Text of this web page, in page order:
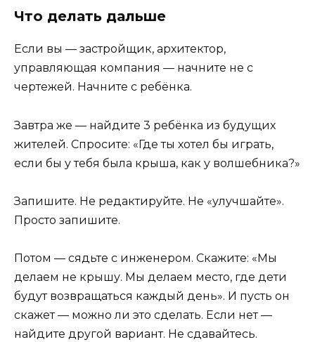
Что делать дальше
Если вы — застройщик, архитектор,
управляющая компания — начните не с
чертежей. Начните с ребёнка.
Завтра же — найдите 3 ребёнка из будущих
жителей. Спросите: «Где ты хотел бы играть,
если бы у тебя была крыша, как у волшебника?»
Запишите. Не редактируйте. Не «улучшайте».
Просто запишите.
Потом — сядьте с инженером. Скажите: «Мы
делаем не крышу. Мы делаем место, где дети
будут возвращаться каждый день». И пусть он
скажет — можно ли это сделать. Если нет —
найдите другой вариант. Не сдавайтесь.